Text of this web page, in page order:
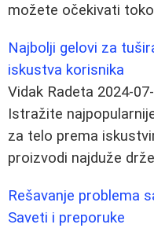
možete očekivati
Najbolji gelovi za
iskustva korisnika
Vidak Radeta 2024-
Istražite
za telo prema
proizvodi najduže
Rešavanje problema
Saveti i preporuke